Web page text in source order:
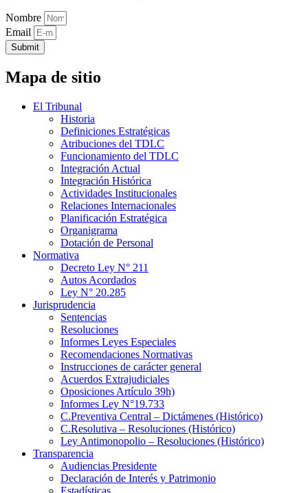
Nombre
Email
Submit
Mapa de sitio
El Tribunal
Historia
Definiciones Estratégicas
Atribuciones del TDLC
Funcionamiento del TDLC
Integración Actual
Integración Histórica
Actividades Institucionales
Relaciones Internacionales
Planificación Estratégica
Organigrama
Dotación de Personal
Normativa
Decreto Ley N° 211
Autos Acordados
Ley N° 20.285
Jurisprudencia
Sentencias
Resoluciones
Informes Leyes Especiales
Recomendaciones Normativas
Instrucciones de carácter general
Acuerdos Extrajudiciales
Oposiciones Artículo 39h)
Informes Ley N°19.733
C.Preventiva Central – Dictámenes (Histórico)
C.Resolutiva – Resoluciones (Histórico)
Ley Antimonopolio – Resoluciones (Histórico)
Transparencia
Audiencias Presidente
Declaración de Interés y Patrimonio
Estadísticas